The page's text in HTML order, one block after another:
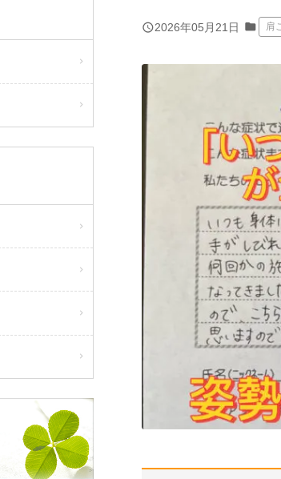
query_builder2026年05月21日 folder 肩